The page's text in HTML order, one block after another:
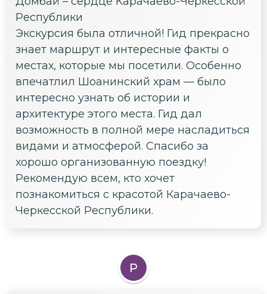
Республики
Экскурсия была отличной! Гид прекрасно
знает маршрут и интересные факты о
местах, которые мы посетили. Особенно
впечатлил Шоанинский храм — было
интересно узнать об истории и
архитектуре этого места. Гид дал
возможность в полной мере насладиться
видами и атмосферой. Спасибо за
хорошо организованную поездку!
Рекомендую всем, кто хочет
познакомиться с красотой Карачаево-
Черкесской Республики.
Р